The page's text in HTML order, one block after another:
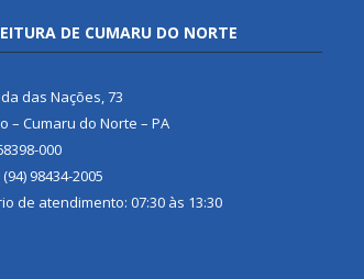
DE CUMARU DO NORTE
das Nações, 73
– Cumaru do Norte – PA
000
98434-2005
de atendimento: 07:30 às 13:30